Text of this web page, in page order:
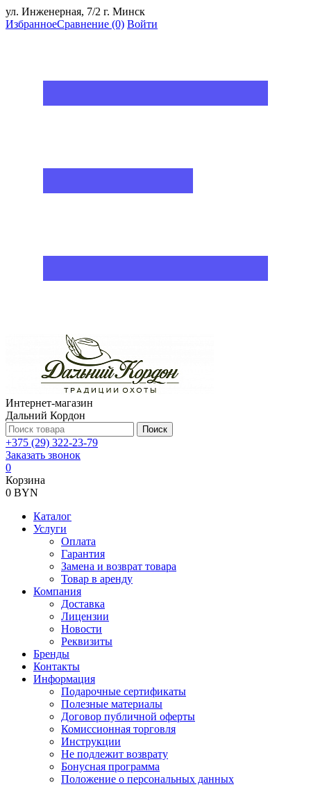
ул. Инженерная, 7/2 г. Минск
ИзбранноеСравнение (0) Войти
Интернет-магазин
Дальний Кордон
Поиск
+375 (29) 322-23-79
Заказать звонок
0
Корзина
0 BYN
Каталог
Услуги
Оплата
Гарантия
Замена и возврат товара
Товар в аренду
Компания
Доставка
Лицензии
Новости
Реквизиты
Бренды
Контакты
Информация
Подарочные сертификаты
Полезные материалы
Договор публичной оферты
Комиссионная торговля
Инструкции
Не подлежит возврату
Бонусная программа
Положение о персональных данных